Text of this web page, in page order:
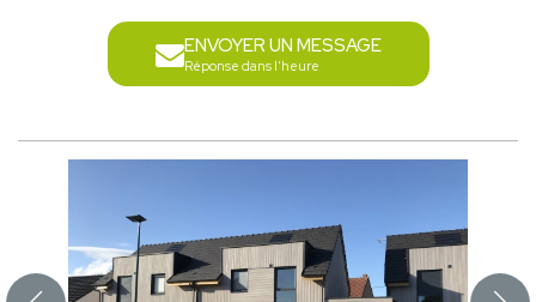
ENVOYER UN MESSAGE
Réponse dans l'heure